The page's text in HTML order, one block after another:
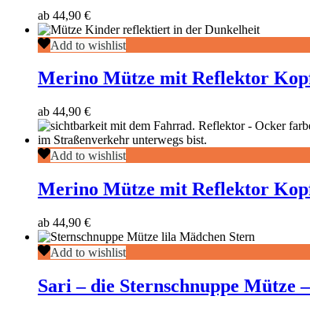
Kinder
ab 44,90 €
Merino
Mütze
mit
Reflektor
blau
Add to wishlist
Merino Mütze mit Reflektor
ab 44,90 €
Merino
Mütze
mit
Reflektor
ocker
Add to wishlist
Merino Mütze mit Reflektor
ab 44,90 €
Sari
–
die
Sternschnuppe
Add to wishlist
Sari – die Sternschnuppe Mütze